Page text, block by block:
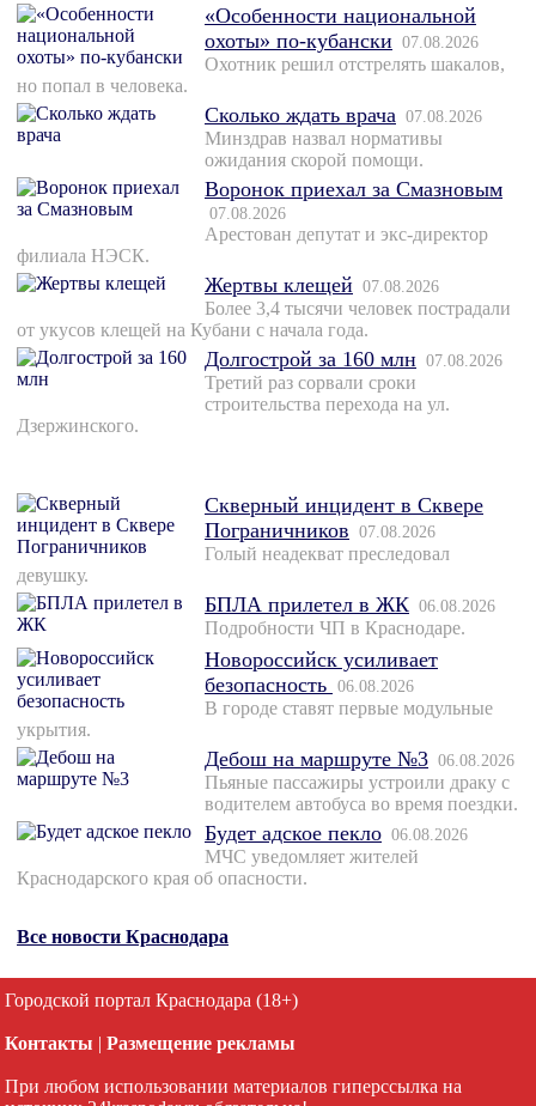
«Особенности национальной
охоты» по-кубански 07.08.2026
Охотник решил отстрелять шакалов,
но попал в человека.
Сколько ждать врача 07.08.2026
Минздрав назвал нормативы
ожидания скорой помощи.
Воронок приехал за Смазновым
07.08.2026
Арестован депутат и экс-директор
филиала НЭСК.
Жертвы клещей 07.08.2026
Более 3,4 тысячи человек пострадали
от укусов клещей на Кубани с начала года.
Долгострой за 160 млн 07.08.2026
Третий раз сорвали сроки
строительства перехода на ул.
Дзержинского.
Скверный инцидент в Сквере
Пограничников 07.08.2026
Голый неадекват преследовал
девушку.
БПЛА прилетел в ЖК 06.08.2026
Подробности ЧП в Краснодаре.
Новороссийск усиливает
безопасность 06.08.2026
В городе ставят первые модульные
укрытия.
Дебош на маршруте №3 06.08.2026
Пьяные пассажиры устроили драку с
водителем автобуса во время поездки.
Будет адское пекло 06.08.2026
МЧС уведомляет жителей
Краснодарского края об опасности.
Все новости Краснодара
Городской портал Краснодара (18+)
Контакты | Размещение рекламы
При любом использовании материалов гиперссылка на